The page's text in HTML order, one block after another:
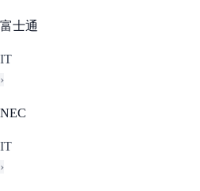
富士通
IT
›
NEC
IT
›